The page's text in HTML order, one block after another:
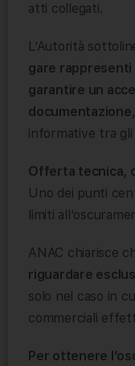
atti collegati.
L’Autorità
gare
garantire un
documentazione
informative tra
Offerta tecnica,
Uno dei punti
limiti
ANAC chiarisce
riguardare
solo nel caso in
commerciali
Per ottenere